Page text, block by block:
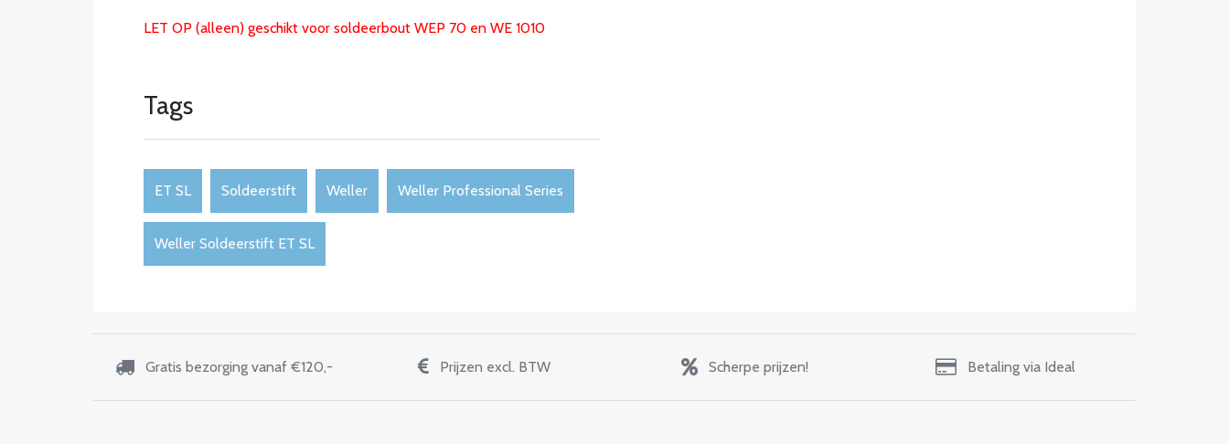
LET OP (alleen) geschikt voor soldeerbout WEP 70 en WE 1010
Tags
ET SL Soldeerstift Weller Weller Professional Series
Weller Soldeerstift ET SL
Gratis bezorging vanaf €120,- Prijzen excl. BTW Scherpe prijzen! Betaling via Ideal